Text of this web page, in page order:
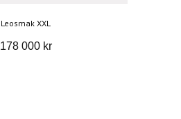
Leosmak XXL
178 000 kr